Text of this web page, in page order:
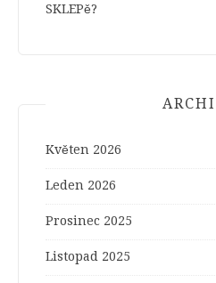
SKLEPě?
Květen 2026
Leden 2026
Prosinec 2025
Listopad 2025